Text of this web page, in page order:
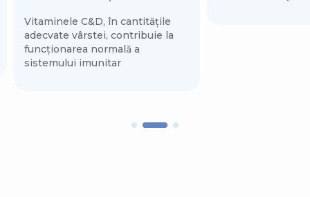
Vitaminele C&D, în cantitățile
adecvate vârstei, contribuie la
funcționarea normală a
sistemului imunitar